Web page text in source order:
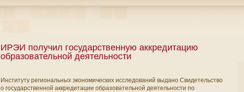
ИРЭИ получил государственную аккредитацию
образовательной деятельности
Институту региональных экономических исследований выдано Свидетельство
о государственной аккредитации образовательной деятельности по